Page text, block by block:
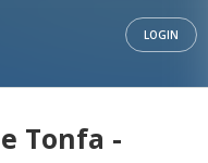
LOGIN
Tonfa -